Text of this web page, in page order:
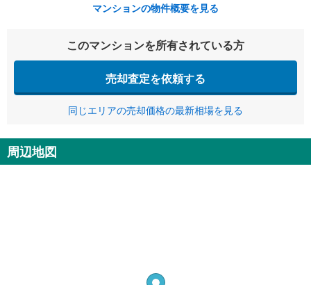
マンションの物件概要を見る
このマンションを所有されている方
売却査定を依頼する
同じエリアの売却価格の最新相場を見る
周辺地図